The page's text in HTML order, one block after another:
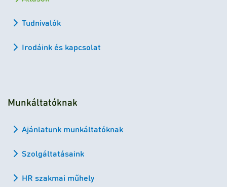
Tudnivalók
Irodáink és kapcsolat
Munkáltatóknak
Ajánlatunk munkáltatóknak
Szolgáltatásaink
HR szakmai műhely